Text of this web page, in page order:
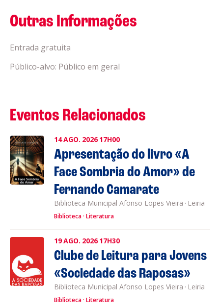
Outras Informações
Entrada gratuita
Público-alvo: Público em geral
Eventos Relacionados
14AGO. 2026 17H00
Apresentação do livro «A
Face Sombria do Amor» de
Fernando Camarate
Biblioteca Municipal Afonso Lopes Vieira · Leiria
Biblioteca Literatura
19AGO. 2026 17H30
Clube de Leitura para Jovens
«Sociedade das Raposas»
Biblioteca Municipal Afonso Lopes Vieira · Leiria
Biblioteca Literatura